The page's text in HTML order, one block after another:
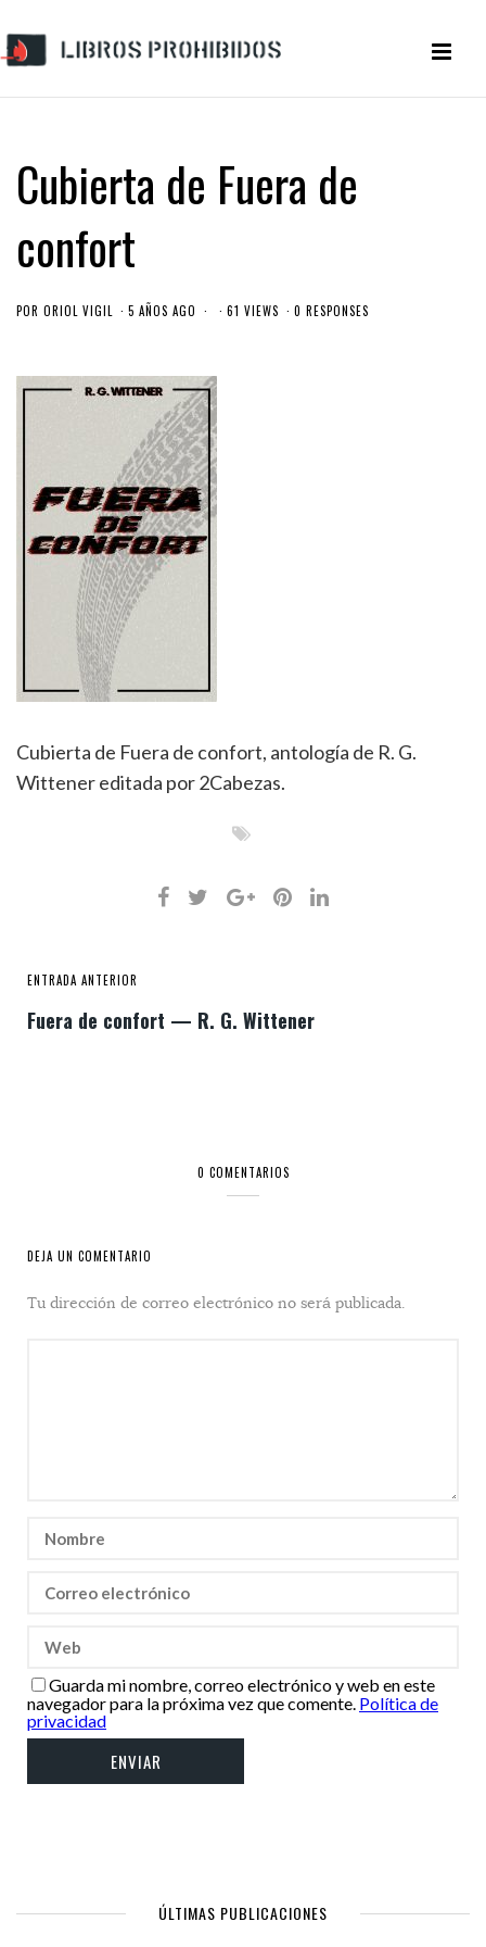
Cubierta de Fuera de
confort
POR ORIOL VIGIL 5 AÑOS AGO 61 VIEWS 0 RESPONSES
Cubierta de Fuera de confort, antología de R. G.
Wittener editada por 2Cabezas.
ENTRADA ANTERIOR
Fuera de confort — R. G. Wittener
0 COMENTARIOS
DEJA UN COMENTARIO
Tu dirección de correo electrónico no será publicada.
Guarda mi nombre, correo electrónico y web en este
navegador para la próxima vez que comente. Política de
privacidad
ÚLTIMAS PUBLICACIONES